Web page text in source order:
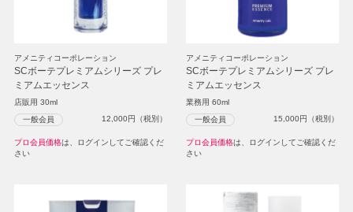
アメニティコーポレーション
SCボーテプレミアムシリーズ プレ
ミアムエッセンス
店販用 30ml
一般会員 12,000円（税別）
プロ会員価格は、ログインしてご確認くだ
さい
アメニティコーポレーション
SCボーテプレミアムシリーズ プレ
ミアムエッセンス
業務用 60ml
一般会員 15,000円（税別）
プロ会員価格は、ログインしてご確認くだ
さい